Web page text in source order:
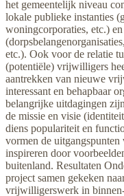
het gemeentelijk niveau
lokale publieke instanties
woningcorporaties, etc.)
etc.). Ook voor de relatie
(potentiële) vrijwilligers
aantrekken van nieuwe
interessant en behapbaar
belangrijke uitdagingen
de missie en visie
diens populariteit en
vormen de
inspireren door
buitenland. Resultaten
project samen gekeken
vrijwilligerswerk in